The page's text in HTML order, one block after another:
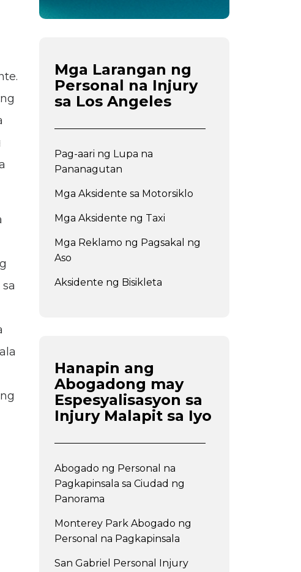
Mga Larangan ng
Personal na Injury
sa Los Angeles
Pag-aari ng Lupa na
Pananagutan
Mga Aksidente sa Motorsiklo
Mga Aksidente ng Taxi
Mga Reklamo ng Pagsakal ng
Aso
Aksidente ng Bisikleta
Hanapin ang
Abogadong may
Espesyalisasyon sa
Injury Malapit sa Iyo
Abogado ng Personal na
Pagkapinsala sa Ciudad ng
Panorama
Monterey Park Abogado ng
Personal na Pagkapinsala
San Gabriel Personal Injury